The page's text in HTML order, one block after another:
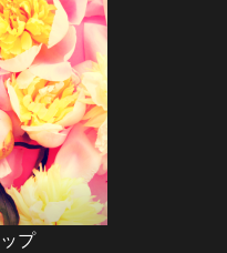
プ